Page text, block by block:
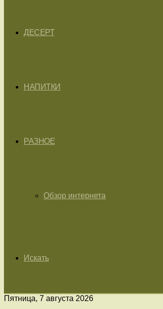
ДЕСЕРТ
НАПИТКИ
РАЗНОЕ
Обзор интернета
Искать
Пятница, 7 августа 2026